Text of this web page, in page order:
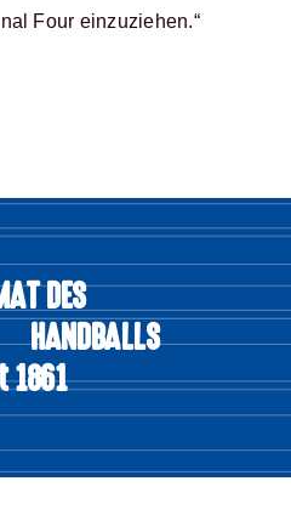
Four einzuziehen.“
DES
HANDBALLS
1861